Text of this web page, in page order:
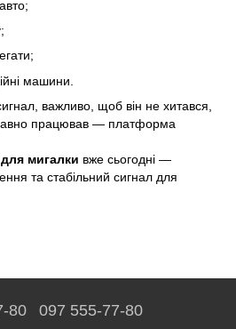
машини.
важливо, щоб він не хитався,
працював — платформа
мигалки вже сьогодні —
та стабільний сигнал для
80 097 555-77-80